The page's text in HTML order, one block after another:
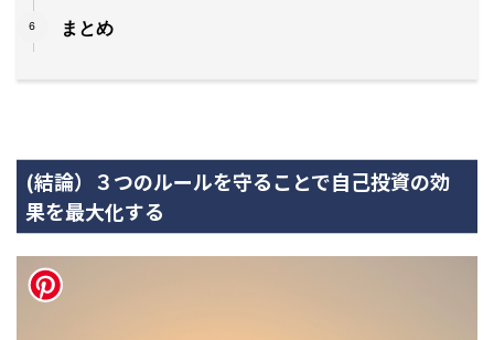
まとめ
(結論）３つのルールを守ることで自己投資の効
果を最大化する